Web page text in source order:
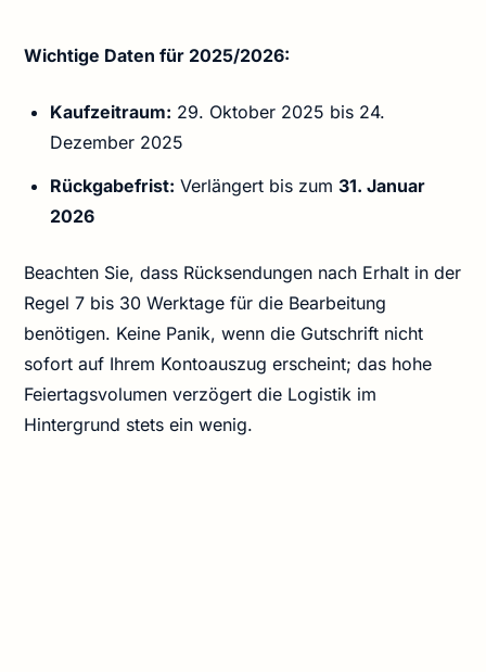
Wichtige Daten für 2025/2026:
Kaufzeitraum: 29. Oktober 2025 bis 24.
Dezember 2025
Rückgabefrist: Verlängert bis zum31. Januar
2026
Beachten Sie, dass Rücksendungen nach Erhalt in der
Regel 7 bis 30 Werktage für die Bearbeitung
benötigen. Keine Panik, wenn die Gutschrift nicht
sofort auf Ihrem Kontoauszug erscheint; das hohe
Feiertagsvolumen verzögert die Logistik im
Hintergrund stets ein wenig.